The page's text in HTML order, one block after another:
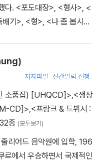
다. <포도대장>, <형사>, <
기>, <형>, <나 좀 봅시다
외형적인 성공이나 화려
많으며, 시대에 맞는 캐릭터
평가받는다. '드라마는 쌀집
거야'라는 지론에서 알 수
애락을 담는 것에 관심이
저자파일 신간알림 신청
소품집) [UHQCD]>,<생상
CD]>,<프랑크 & 드뷔시 :
종 (모두보기)
리어드 음악원에 입학, 196
르에서 우승하면서 국제적인